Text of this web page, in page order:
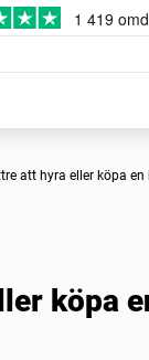
att hyra eller köpa
köpa